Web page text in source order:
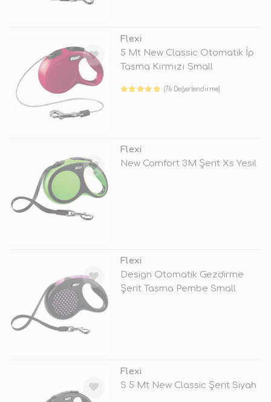
Flexi
5 Mt New Classic Otomatik İp
Tasma Kırmızı Small
(76 Değerlendirme)
Flexi
New Comfort 3M Şerit Xs Yesil
Flexi
Design Otomatik Gezdirme
Şerit Tasma Pembe Small
Flexi
S 5 Mt New Classic Şerit Siyah